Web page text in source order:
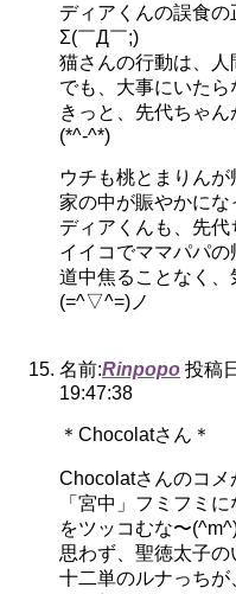
ディアくんの誤食
Σ(￣Д￣;)
猫さんの行動は、
でも、大事にいた
きっと、先代ちゃ
(*^-^*)
ウチも桃とまりんが
家の中が賑やかにな
ディアくんも、先
イイコでママパパ
道中焦ることなく
(=^▽^=)ノ
名前:Rinpopo 投稿
19:47:38
＊Chocolatさん＊
Chocolatさんのコメ
「宮中」フミフミ
をツッコむな〜
思わず、聖徳太子
十二単のルナっちが